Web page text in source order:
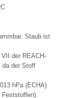
Staub ist
der REACH-
da der Stoff
hPa (ECHA)
Feststoffen).